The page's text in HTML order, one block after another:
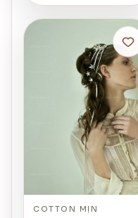
COTTON MỊN